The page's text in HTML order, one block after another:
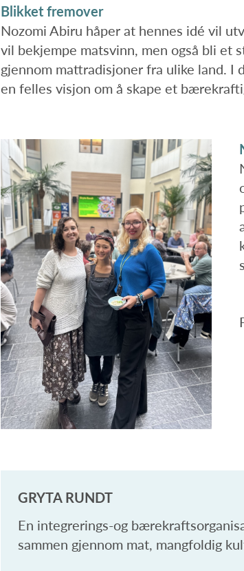
Blikket fremover
Nozomi Abiru håper at hennes idé vil
vil bekjempe matsvinn, men også bli et
gjennom mattradisjoner fra ulike land. I
en felles visjon om å skape et
GRYTA RUNDT
En integrerings-og
sammen gjennom mat, mangfoldig